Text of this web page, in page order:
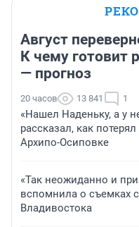
Август
К чему готовит
— прогноз
20 часов 13 841 1
«Нашел Наденьку, а у
рассказал, как
Архипо-Осиповке
«Так неожиданно и
вспомнила о съемках
Владивостока